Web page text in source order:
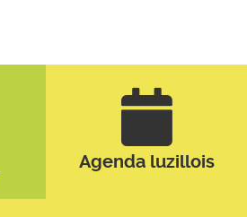
Agenda luzillois